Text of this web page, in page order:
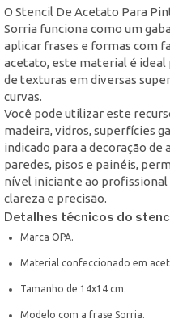
O Stencil De Acetato Para
Sorria funciona como um
aplicar frases e formas com
acetato, este material é ideal
de texturas em diversas
curvas.
Você pode utilizar este
madeira, vidros, superfícies
indicado para a decoração
paredes, pisos e painéis,
nível iniciante ao profissional
clareza e precisão.
Detalhes técnicos do
Marca OPA.
Material confeccionado em
Tamanho de 14x14 cm.
Modelo com a frase Sorria.